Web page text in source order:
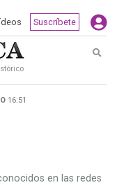
Suscríbete
16:51
en las redes